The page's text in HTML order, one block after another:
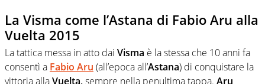
La Visma come l’Astana di Fabio Aru alla
Vuelta 2015
La tattica messa in atto dai Visma è la stessa che 10 anni fa
consentì a Fabio Aru (all’epoca all’Astana) di conquistare la
vittoria allaVuelta,sempre nella penultima tappa. Aru